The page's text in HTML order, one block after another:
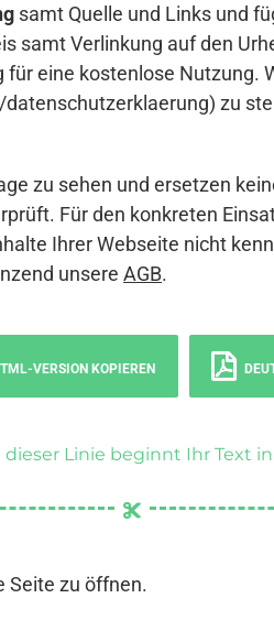
samt Quelle und Links und
samt Verlinkung auf den
eine kostenlose
zu
zu sehen und ersetzen
Für den konkreten
Ihrer Webseite nicht
unsere AGB.
VERSION KOPIEREN
Linie beginnt Ihr Text
Seite zu öffnen.